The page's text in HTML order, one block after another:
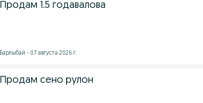
Продам 1.5 годавалова
Барлыбай - 07 августа 2026 г.
Продам сено рулон